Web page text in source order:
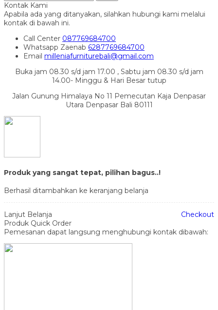
Kontak Kami
Apabila ada yang ditanyakan, silahkan hubungi kami melalui
kontak di bawah ini.
Call Center 087769684700
Whatsapp Zaenab 6287769684700
Email milleniafurniturebali@gmail.com
Buka jam 08.30 s/d jam 17.00 , Sabtu jam 08.30 s/d jam
14.00- Minggu & Hari Besar tutup
Jalan Gunung Himalaya No 11 Pemecutan Kaja Denpasar
Utara Denpasar Bali 80111
Produk yang sangat tepat, pilihan bagus..!
Berhasil ditambahkan ke keranjang belanja
Lanjut Belanja
Checkout
Produk Quick Order
Pemesanan dapat langsung menghubungi kontak dibawah: